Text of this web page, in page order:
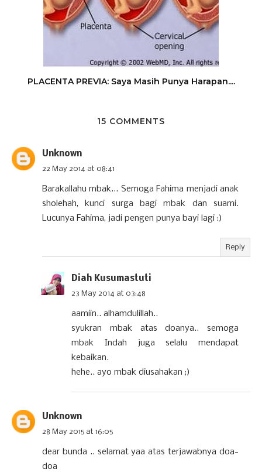
PLACENTA PREVIA: Saya Masih Punya Harapan....
15 COMMENTS
Unknown
22 May 2014 at 08:41
Barakallahu mbak... Semoga Fahima menjadi anak
sholehah, kunci surga bagi mbak dan suami.
Lucunya Fahima, jadi pengen punya bayi lagi :)
Reply
Diah Kusumastuti
23 May 2014 at 03:48
aamiin.. alhamdulillah..
syukran mbak atas doanya.. semoga
mbak Indah juga selalu mendapat
kebaikan.
hehe.. ayo mbak diusahakan ;)
Unknown
28 May 2015 at 16:05
dear bunda .. selamat yaa atas terjawabnya doa-
doa